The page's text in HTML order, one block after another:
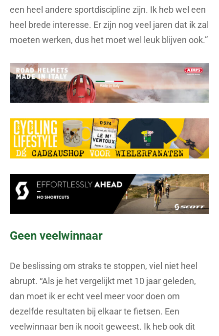
een heel andere sportdiscipline zijn. Ik heb wel een
heel brede interesse. Er zijn nog veel jaren dat ik zal
moeten werken, dus het moet wel leuk blijven ook.”
Geen veelwinnaar
De beslissing om straks te stoppen, viel niet heel
abrupt. “Als je het vergelijkt met 10 jaar geleden,
dan moet ik er echt veel meer voor doen om
dezelfde resultaten bij elkaar te fietsen. Een
veelwinnaar ben ik nooit geweest. Ik heb ook dit